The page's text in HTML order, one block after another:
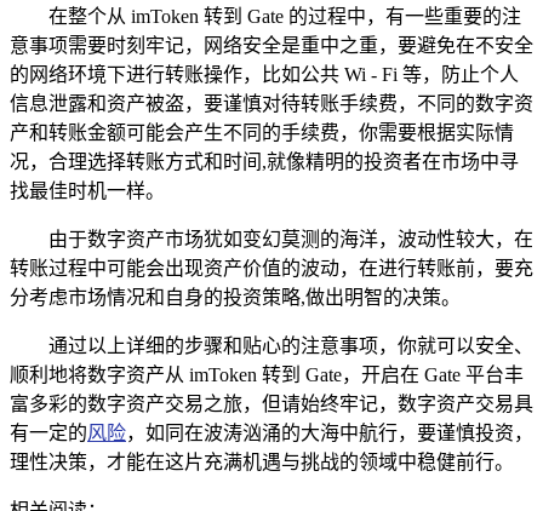
在整个从 imToken 转到 Gate 的过程中，有一些重要的注
意事项需要时刻牢记，网络安全是重中之重，要避免在不安全
的网络环境下进行转账操作，比如公共 Wi - Fi 等，防止个人
信息泄露和资产被盗，要谨慎对待转账手续费，不同的数字资
产和转账金额可能会产生不同的手续费，你需要根据实际情
况，合理选择转账方式和时间,就像精明的投资者在市场中寻
找最佳时机一样。
由于数字资产市场犹如变幻莫测的海洋，波动性较大，在
转账过程中可能会出现资产价值的波动，在进行转账前，要充
分考虑市场情况和自身的投资策略,做出明智的决策。
通过以上详细的步骤和贴心的注意事项，你就可以安全、
顺利地将数字资产从 imToken 转到 Gate，开启在 Gate 平台丰
富多彩的数字资产交易之旅，但请始终牢记，数字资产交易具
有一定的风险，如同在波涛汹涌的大海中航行，要谨慎投资，
理性决策，才能在这片充满机遇与挑战的领域中稳健前行。